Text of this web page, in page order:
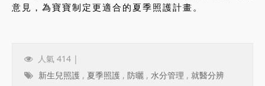
意見，為寶寶制定更適合的夏季照護計畫。
人氣 414 |
新生兒照護 , 夏季照護 , 防曬 , 水分管理 , 就醫分辨